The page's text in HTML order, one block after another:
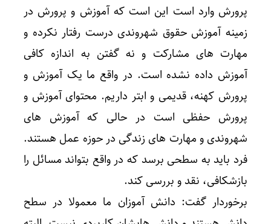
پرورش وارد است این است که آموزش و پرورش در
زمینه آموزش حقوق شهروندی درست رفتار نکرده و
مهارت های مشارکت و نه گفتن به اندازه کافی
آموزش داده نشده است. در واقع ما یک آموزش و
پرورش کهنه، قدیمی و ابتر داریم. محتوای آموزش و
پرورش حفظی است در حالی که آموزش های
شهروندی و مهارت های زندگی در حوزه عمل هستند.
فرد باید به سطحی برسد که در واقع بتواند مسائل را
بازشکافی، نقد و بررسی کند.
برخوردار گفت: دانش آموزان ما معمولا در سطح